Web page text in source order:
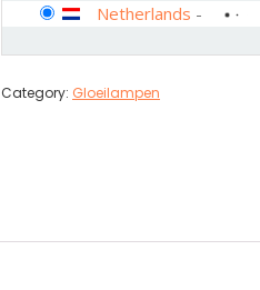
Netherlands -
Category: Gloeilampen